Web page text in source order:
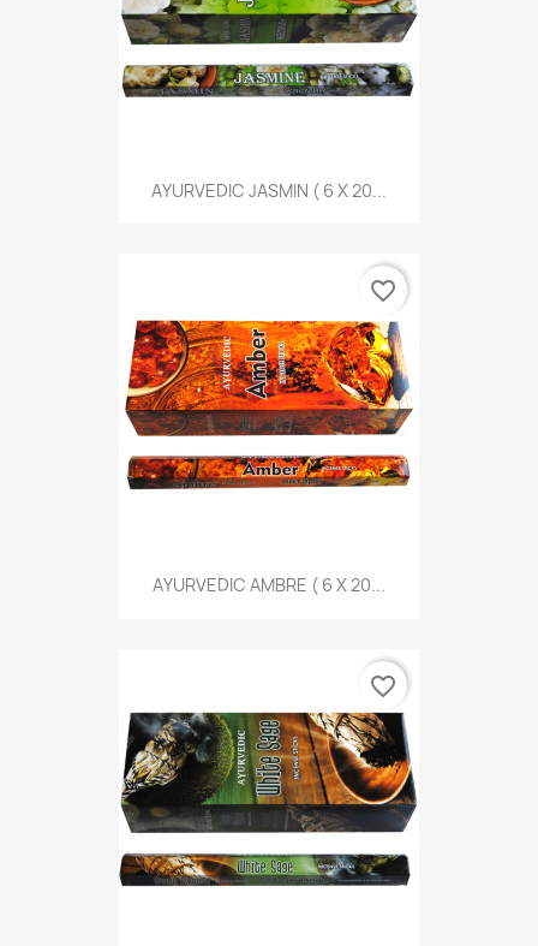
AYURVEDIC JASMIN ( 6 X 20...
AYURVEDIC AMBRE ( 6 X 20...
favorite_border
favorite_border